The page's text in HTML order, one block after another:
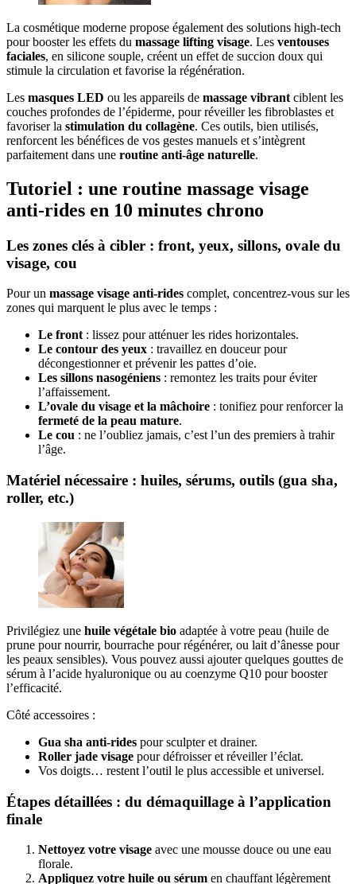
La cosmétique moderne propose également des solutions high-tech
pour booster les effets du massage lifting visage. Les ventouses
faciales, en silicone souple, créent un effet de succion doux qui
stimule la circulation et favorise la régénération.
Les masques LED ou les appareils de massage vibrant ciblent les
couches profondes de l’épiderme, pour réveiller les fibroblastes et
favoriser la stimulation du collagène. Ces outils, bien utilisés,
renforcent les bénéfices de vos gestes manuels et s’intègrent
parfaitement dans une routine anti-âge naturelle.
Tutoriel : une routine massage visage
anti-rides en 10 minutes chrono
Les zones clés à cibler : front, yeux, sillons, ovale du
visage, cou
Pour un massage visage anti-rides complet, concentrez-vous sur les
zones qui marquent le plus avec le temps :
Le front: lissez pour atténuer les rides horizontales.
Le contour des yeux : travaillez en douceur pour
décongestionner et prévenir les pattes d’oie.
Les sillons nasogéniens : remontez les traits pour éviter
l’affaissement.
L’ovale du visage et la mâchoire : tonifiez pour renforcer la
fermeté de la peau mature.
Le cou : ne l’oubliez jamais, c’est l’un des premiers à trahir
l’âge.
Matériel nécessaire : huiles, sérums, outils (gua sha,
roller, etc.)
Privilégiez une huile végétale bio adaptée à votre peau (huile de
prune pour nourrir, bourrache pour régénérer, ou lait d’ânesse pour
les peaux sensibles). Vous pouvez aussi ajouter quelques gouttes de
sérum à l’acide hyaluronique ou au coenzyme Q10 pour booster
l’efficacité.
Côté accessoires :
Gua sha anti-rides pour sculpter et drainer.
Roller jade visage pour défroisser et réveiller l’éclat.
Vos doigts… restent l’outil le plus accessible et universel.
Étapes détaillées : du démaquillage à l’application
finale
Nettoyez votre visage avec une mousse douce ou une eau
florale.
Appliquez votre huile ou sérum en chauffant légèrement